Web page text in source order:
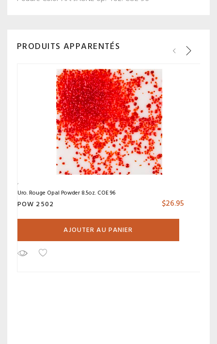
PRODUITS APPARENTÉS
Uro. Rouge Opal Powder 8.5oz. COE 96
POW 2502 $26.95
AJOUTER AU PANIER